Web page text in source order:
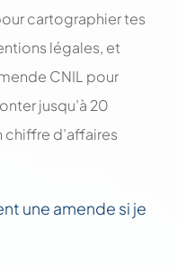
cartographier tes
légales, et
CNIL pour
jusqu’à 20
chiffre d’affaires
une amende si je